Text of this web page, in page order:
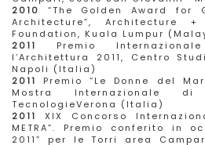
2010 “The Golden Award for
Architecture”, Architecture
Foundation, Kuala Lumpur
2011 Premio
l’Architettura 2011, Centro
Napoli (Italia)
2011 Premio “Le Donne del
Mostra Internazionale
TecnologieVerona (Italia)
2011 XIX Concorso
METRA”. Premio conferito in
2011” per le Torri area